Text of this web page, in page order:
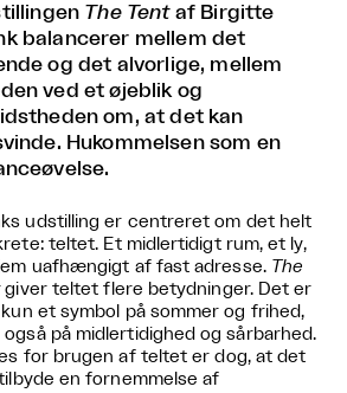
The Tentaf Birgitte
balancerer mellem det
og det alvorlige, mellem
ved et øjeblik og
om, at det kan
Hukommelsen som en
udstilling er centreret om det helt
teltet. Et midlertidigt rum, et ly,
uafhængigt af fast adresse. The
giver teltet flere betydninger. Det er
kun et symbol på sommer og frihed,
også på midlertidighed og sårbarhed.
for brugen af teltet er dog, at det
en fornemmelse af